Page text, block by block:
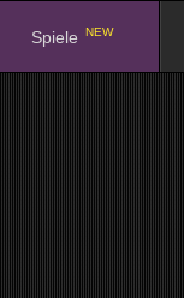
Spiele NEW